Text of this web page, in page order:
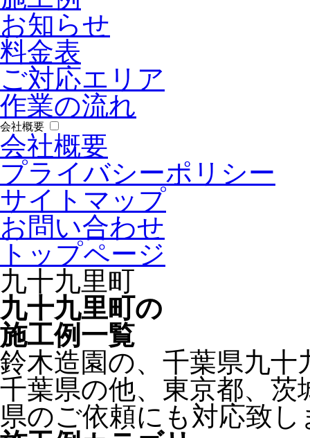
お知らせ
料金表
ご対応エリア
作業の流れ
会社概要
会社概要
プライバシーポリシー
サイトマップ
お問い合わせ
トップページ
九十九里町
九十九里町の
施工例一覧
鈴木造園の、千葉県九
千葉県の他、東京都、茨
県のご依頼にも対応致し